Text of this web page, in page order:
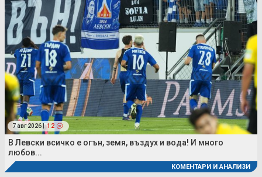
7 авг 2026 | 12
В Левски всичко е огън, земя, въздух и вода! И много
любов...
КОМЕНТАРИ И АНАЛИЗИ